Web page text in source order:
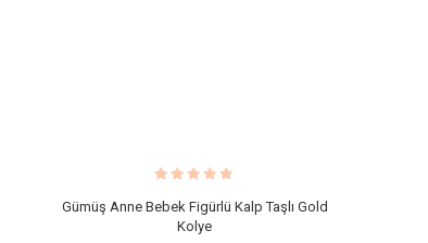
Gümüş Anne Bebek Figürlü Kalp Taşlı Gold
Kolye